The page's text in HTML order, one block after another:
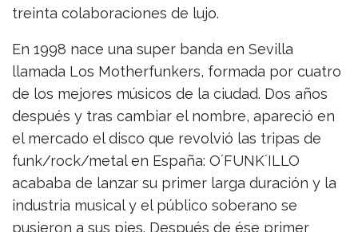
treinta colaboraciones de lujo.
En 1998 nace una super banda en Sevilla
llamada Los Motherfunkers, formada por cuatro
de los mejores músicos de la ciudad. Dos años
después y tras cambiar el nombre, apareció en
el mercado el disco que revolvió las tripas de
funk/rock/metal en España: O´FUNK´ILLO
acababa de lanzar su primer larga duración y la
industria musical y el público soberano se
pusieron a sus pies. Después de ése primer